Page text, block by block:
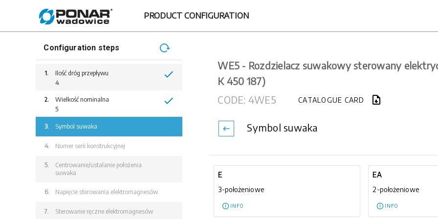
PRODUCT CONFIGURATION
Configuration steps
1.
Ilość dróg przepływu
4
check
2.
Wielkość nominalna
5
check
3. Symbol suwaka
4. Numer serii konstrukcyjnej
5.
Centrowanie/ustalanie położenia
suwaka
6. Napięcie sterowania elektromagnesów
7. Sterowanie ręczne elektromagnesów
WE5 - Rozdzielacz suwakowy sterowany
K 450 187)
CODE: 4WE5
CATALOGUE CARD
Symbol suwaka
E
3-położeniowe
INFO
EA
2-położeniowe
INFO